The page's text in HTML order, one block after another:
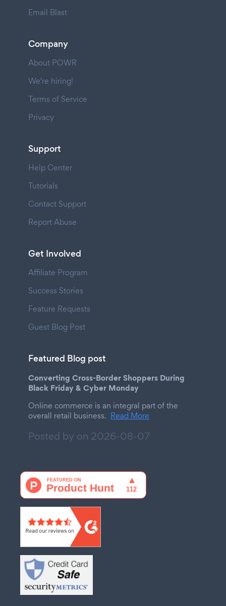
Email Blast
Company
About POWR
We're hiring!
Terms of Service
Privacy
Support
Help Center
Tutorials
Contact Support
Report Abuse
Get Involved
Affiliate Program
Success Stories
Feature Requests
Guest Blog Post
Featured Blog post
Converting Cross-Border Shoppers During
Black Friday & Cyber Monday
Online commerce is an integral part of the
overall retail business. Read More
Posted by on 2026-08-07